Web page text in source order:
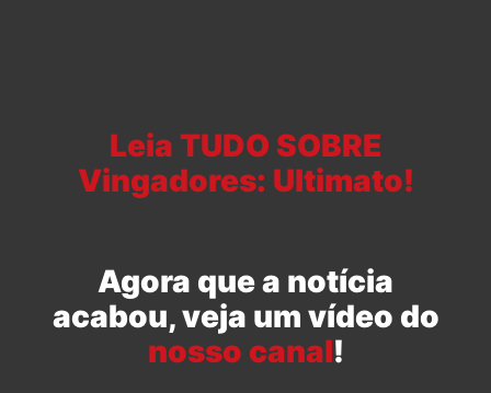
Leia TUDO SOBRE
Vingadores: Ultimato!
Agora que a notícia
acabou, veja um vídeo do
nosso canal!